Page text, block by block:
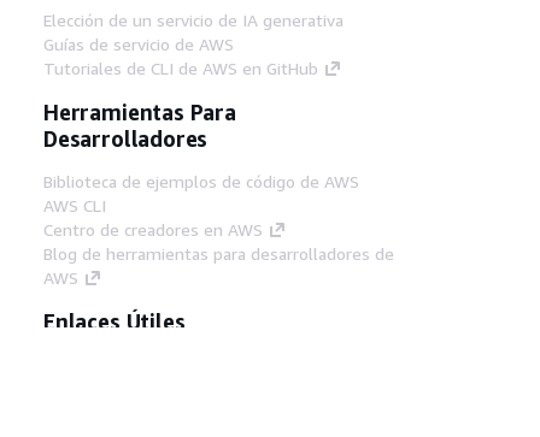
Elección de un servicio de IA generativa
Guías de servicio de AWS
Tutoriales de CLI de AWS en GitHub
Herramientas Para
Desarrolladores
Biblioteca de ejemplos de código de AWS
AWS CLI
Centro de creadores en AWS
Blog de herramientas para desarrolladores de
AWS
Enlaces Útiles